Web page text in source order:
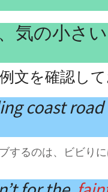
気の小さ
文を確認して
coast
るのは、ビビりに